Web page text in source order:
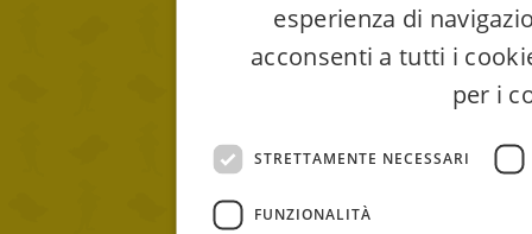
esperienza di
acconsenti a tutti i
per i
STRETTAMENTE NECESSARI
FUNZIONALITÀ